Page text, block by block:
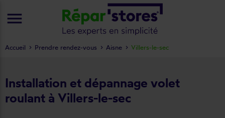
Installation et dépannage volet
roulant à Villers-le-sec
Accueil Prendre rendez-vous Aisne Villers-le-sec
menu